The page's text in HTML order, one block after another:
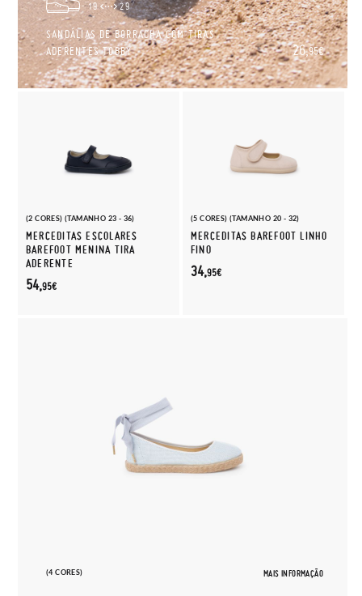
19 29
SANDÁLIAS DE BORRACHA COM TIRAS
ADERENTES TOBBY
26,95€
(2 CORES) (TAMANHO 23 - 36)
MERCEDITAS ESCOLARES
BAREFOOT MENINA TIRA
ADERENTE
54,95€
(5 CORES) (TAMANHO 20 - 32)
MERCEDITAS BAREFOOT LINHO
FINO
34,95€
(4 CORES) MAIS INFORMAÇÃO